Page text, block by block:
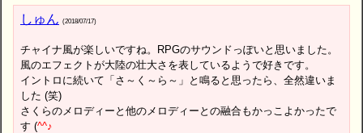
しゅん (2018/07/17)
チャイナ風が楽しいですね。RPGのサウンドっぽいと思いました。
風のエフェクトが大陸の壮大さを表しているようで好きです。
イントロに続いて「さ～く～ら～」と鳴ると思ったら、全然違いま
した (笑)
さくらのメロディーと他のメロディーとの融合もかっこよかったで
す (^^♪